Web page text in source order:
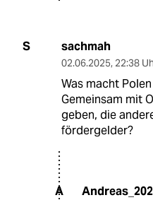
S sachmah
02.06.2025, 22:38
Was macht
Gemeinsam mit
geben, die
fördergelder?
A